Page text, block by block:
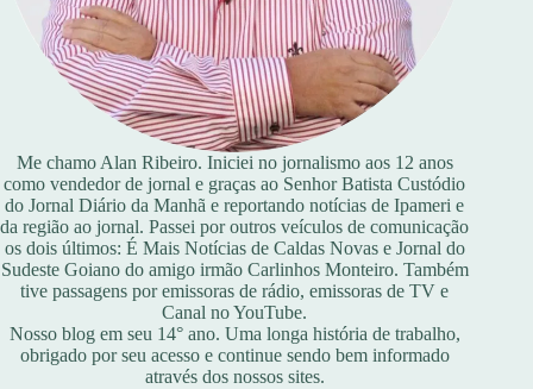
Me chamo Alan Ribeiro. Iniciei no jornalismo aos 12 anos
como vendedor de jornal e graças ao Senhor Batista Custódio
do Jornal Diário da Manhã e reportando notícias de Ipameri e
da região ao jornal. Passei por outros veículos de comunicação
os dois últimos: É Mais Notícias de Caldas Novas e Jornal do
Sudeste Goiano do amigo irmão Carlinhos Monteiro. Também
tive passagens por emissoras de rádio, emissoras de TV e
Canal no YouTube.
Nosso blog em seu 14° ano. Uma longa história de trabalho,
obrigado por seu acesso e continue sendo bem informado
através dos nossos sites.